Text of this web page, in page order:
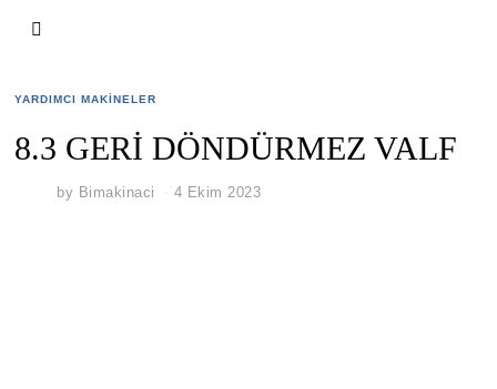
YARDIMCI MAKINELER
8.3 GERİ DÖNDÜRMEZ VALF
by Bimakinaci 4 Ekim 2023